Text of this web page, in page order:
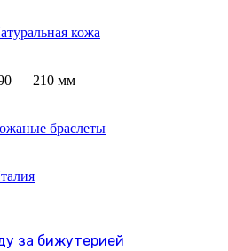
кожа
— 210 мм
браслеты
за бижутерией